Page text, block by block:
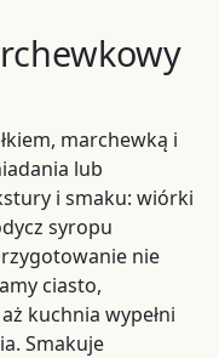
marchewką i
lub
i smaku: wiórki
syropu
nie
ciasto,
kuchnia wypełni
Smakuje